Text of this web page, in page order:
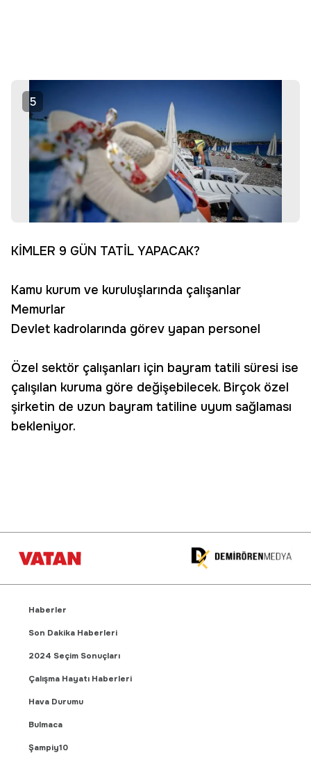
5
KİMLER 9 GÜN TATİL YAPACAK?
Kamu kurum ve kuruluşlarında çalışanlar
Memurlar
Devlet kadrolarında görev yapan personel
Özel sektör çalışanları için bayram tatili süresi ise
çalışılan kuruma göre değişebilecek. Birçok özel
şirketin de uzun bayram tatiline uyum sağlaması
bekleniyor.
Haberler
Son Dakika Haberleri
2024 Seçim Sonuçları
Çalışma Hayatı Haberleri
Hava Durumu
Bulmaca
Şampiy10